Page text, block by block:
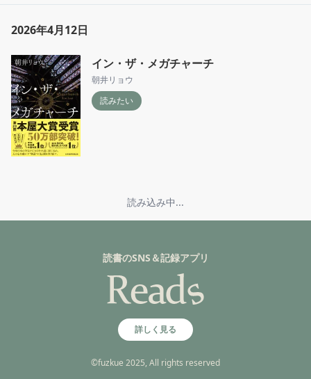
2026年4月12日
イン・ザ・メガチャーチ
朝井リョウ
読みたい
読み込み中...
読書のSNS＆記録アプリ
詳しく見る
©fuzkue 2025, All rights reserved